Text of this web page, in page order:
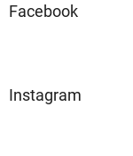
Facebook
Instagram